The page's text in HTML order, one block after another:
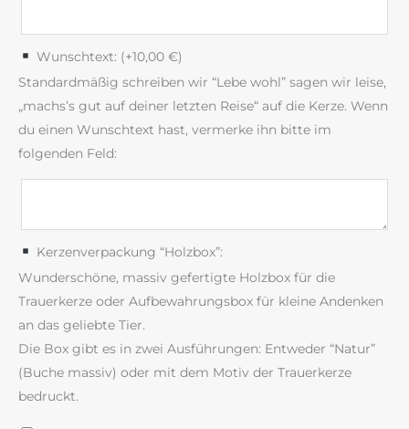
Wunschtext: (+10,00 €)
Standardmäßig schreiben wir “Lebe wohl” sagen wir leise,
„machs’s gut auf deiner letzten Reise“ auf die Kerze. Wenn
du einen Wunschtext hast, vermerke ihn bitte im
folgenden Feld:
Kerzenverpackung “Holzbox”:
Wunderschöne, massiv gefertigte Holzbox für die
Trauerkerze oder Aufbewahrungsbox für kleine Andenken
an das geliebte Tier.
Die Box gibt es in zwei Ausführungen: Entweder “Natur”
(Buche massiv) oder mit dem Motiv der Trauerkerze
bedruckt.